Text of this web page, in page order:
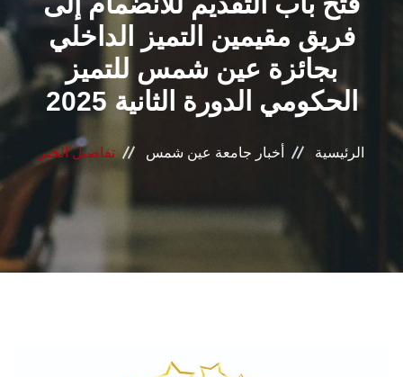
البحث العلمي
الرعاية الصحية
المراكز والوحدات
الأنظمة الذكية
الإعلام
فريق مقيمين التميز الداخلي
بجائزة عين شمس للتميز
الحكومي الدورة الثانية 2025
الرئيسية أخبار جامعة عين شمس تفاصيل الخبر